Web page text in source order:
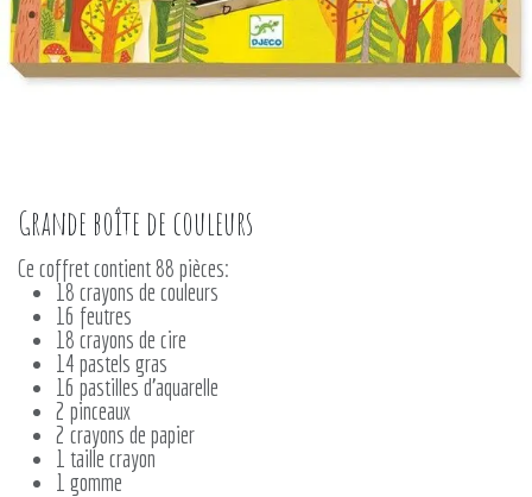
Grande boîte de couleurs
Ce coffret contient 88 pièces:
18 crayons de couleurs
16 feutres
18 crayons de cire
14 pastels gras
16 pastilles d'aquarelle
2 pinceaux
2 crayons de papier
1 taille crayon
1 gomme